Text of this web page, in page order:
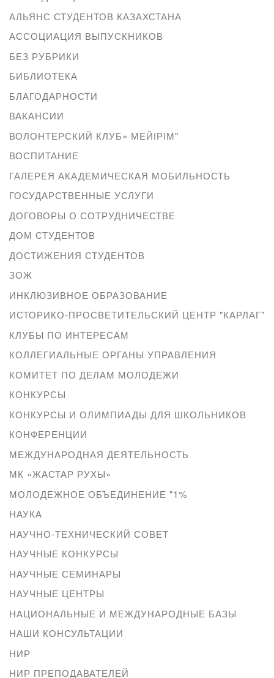
АЛЬЯНС СТУДЕНТОВ КАЗАХСТАНА
АССОЦИАЦИЯ ВЫПУСКНИКОВ
БЕЗ РУБРИКИ
БИБЛИОТЕКА
БЛАГОДАРНОСТИ
ВАКАНСИИ
ВОЛОНТЕРСКИЙ КЛУБ» МЕЙІРІМ"
ВОСПИТАНИЕ
ГАЛЕРЕЯ АКАДЕМИЧЕСКАЯ МОБИЛЬНОСТЬ
ГОСУДАРСТВЕННЫЕ УСЛУГИ
ДОГОВОРЫ О СОТРУДНИЧЕСТВЕ
ДОМ СТУДЕНТОВ
ДОСТИЖЕНИЯ СТУДЕНТОВ
ЗОЖ
ИНКЛЮЗИВНОЕ ОБРАЗОВАНИЕ
ИСТОРИКО-ПРОСВЕТИТЕЛЬСКИЙ ЦЕНТР "КАРЛАГ"
КЛУБЫ ПО ИНТЕРЕСАМ
КОЛЛЕГИАЛЬНЫЕ ОРГАНЫ УПРАВЛЕНИЯ
КОМИТЕТ ПО ДЕЛАМ МОЛОДЕЖИ
КОНКУРСЫ
КОНКУРСЫ И ОЛИМПИАДЫ ДЛЯ ШКОЛЬНИКОВ
КОНФЕРЕНЦИИ
МЕЖДУНАРОДНАЯ ДЕЯТЕЛЬНОСТЬ
МК «ЖАСТАР РУХЫ»
МОЛОДЕЖНОЕ ОБЪЕДИНЕНИЕ "1%
НАУКА
НАУЧНО-ТЕХНИЧЕСКИЙ СОВЕТ
НАУЧНЫЕ КОНКУРСЫ
НАУЧНЫЕ СЕМИНАРЫ
НАУЧНЫЕ ЦЕНТРЫ
НАЦИОНАЛЬНЫЕ И МЕЖДУНАРОДНЫЕ БАЗЫ
НАШИ КОНСУЛЬТАЦИИ
НИР
НИР ПРЕПОДАВАТЕЛЕЙ